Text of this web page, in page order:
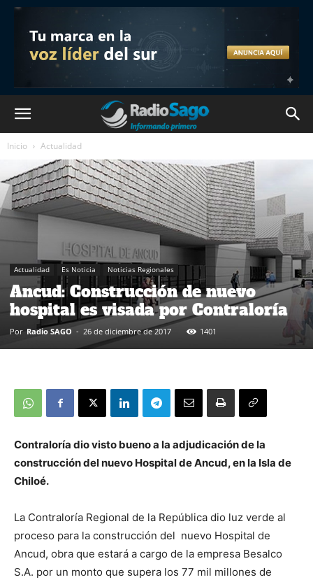
Inicio Actualidad
Actualidad Es Noticia Noticias Regionales
Ancud: Construcción de nuevo
hospital es visada por Contraloría
Por Radio SAGO - 26 de diciembre de 2017 1401
Contraloría dio visto bueno a la adjudicación de la
construcción del nuevo Hospital de Ancud, en la Isla de
Chiloé.
La Contraloría Regional de la República dio luz verde al
proceso para la construcción del nuevo Hospital de
Ancud, obra que estará a cargo de la empresa Besalco
S.A. por un monto que supera los 77 mil millones de